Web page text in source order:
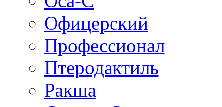
Офицерский
Профессионал
Птеродактиль
Ракша